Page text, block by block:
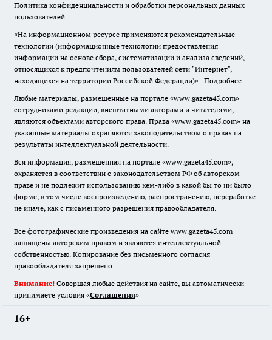
Политика конфиденциальности и обработки персональных данных
пользователей
«На информационном ресурсе применяются рекомендательные
технологии (информационные технологии предоставления
информации на основе сбора, систематизации и анализа сведений,
относящихся к предпочтениям пользователей сети "Интернет",
находящихся на территории Российской Федерации)». Подробнее
Любые материалы, размещенные на портале «www.gazeta45.com»
сотрудниками редакции, внештатными авторами и читателями,
являются объектами авторского права. Права «www.gazeta45.com» на
указанные материалы охраняются законодательством о правах на
результаты интеллектуальной деятельности.
Вся информация, размещенная на портале «www.gazeta45.com»,
охраняется в соответствии с законодательством РФ об авторском
праве и не подлежит использованию кем-либо в какой бы то ни было
форме, в том числе воспроизведению, распространению, переработке
не иначе, как с письменного разрешения правообладателя.
Все фотографические произведения на сайте www.gazeta45.com
защищены авторским правом и являются интеллектуальной
собственностью. Копирование без письменного согласия
правообладателя запрещено.
Внимание! Совершая любые действия на сайте, вы автоматически
принимаете условия «Cоглашения»
16+